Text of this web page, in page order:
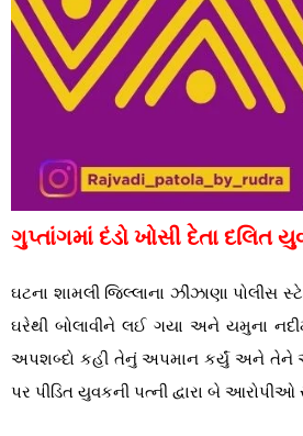
ગુપ્તાંગમાં દંડો ખોસી દેતા
ઘટના શામલી જિલ્લાના ઝીંઝાણા પોલીસ
ઘરેથી બોલાવીને લઈ ગયા અને યમુના
અપશબ્દો કહી તેનું અપમાન કર્યું અને તેને
પર પીડિત યુવકની પત્ની દ્વારા બે